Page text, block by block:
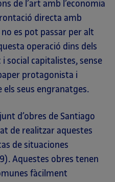
de l’art amb l’economia
directa amb
no es pot passar per alt
operació dins dels
social capitalistes, sense
protagonista i
seus engranatges.
d’obres de Santiago
de realitzar aquestes
de situaciones
Aquestes obres tenen
fàcilment